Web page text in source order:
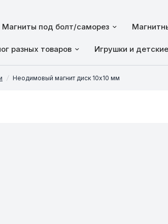
Магниты под болт/саморез
разных товаров Игрушки и
/ Неодимовый магнит диск 10х10 мм